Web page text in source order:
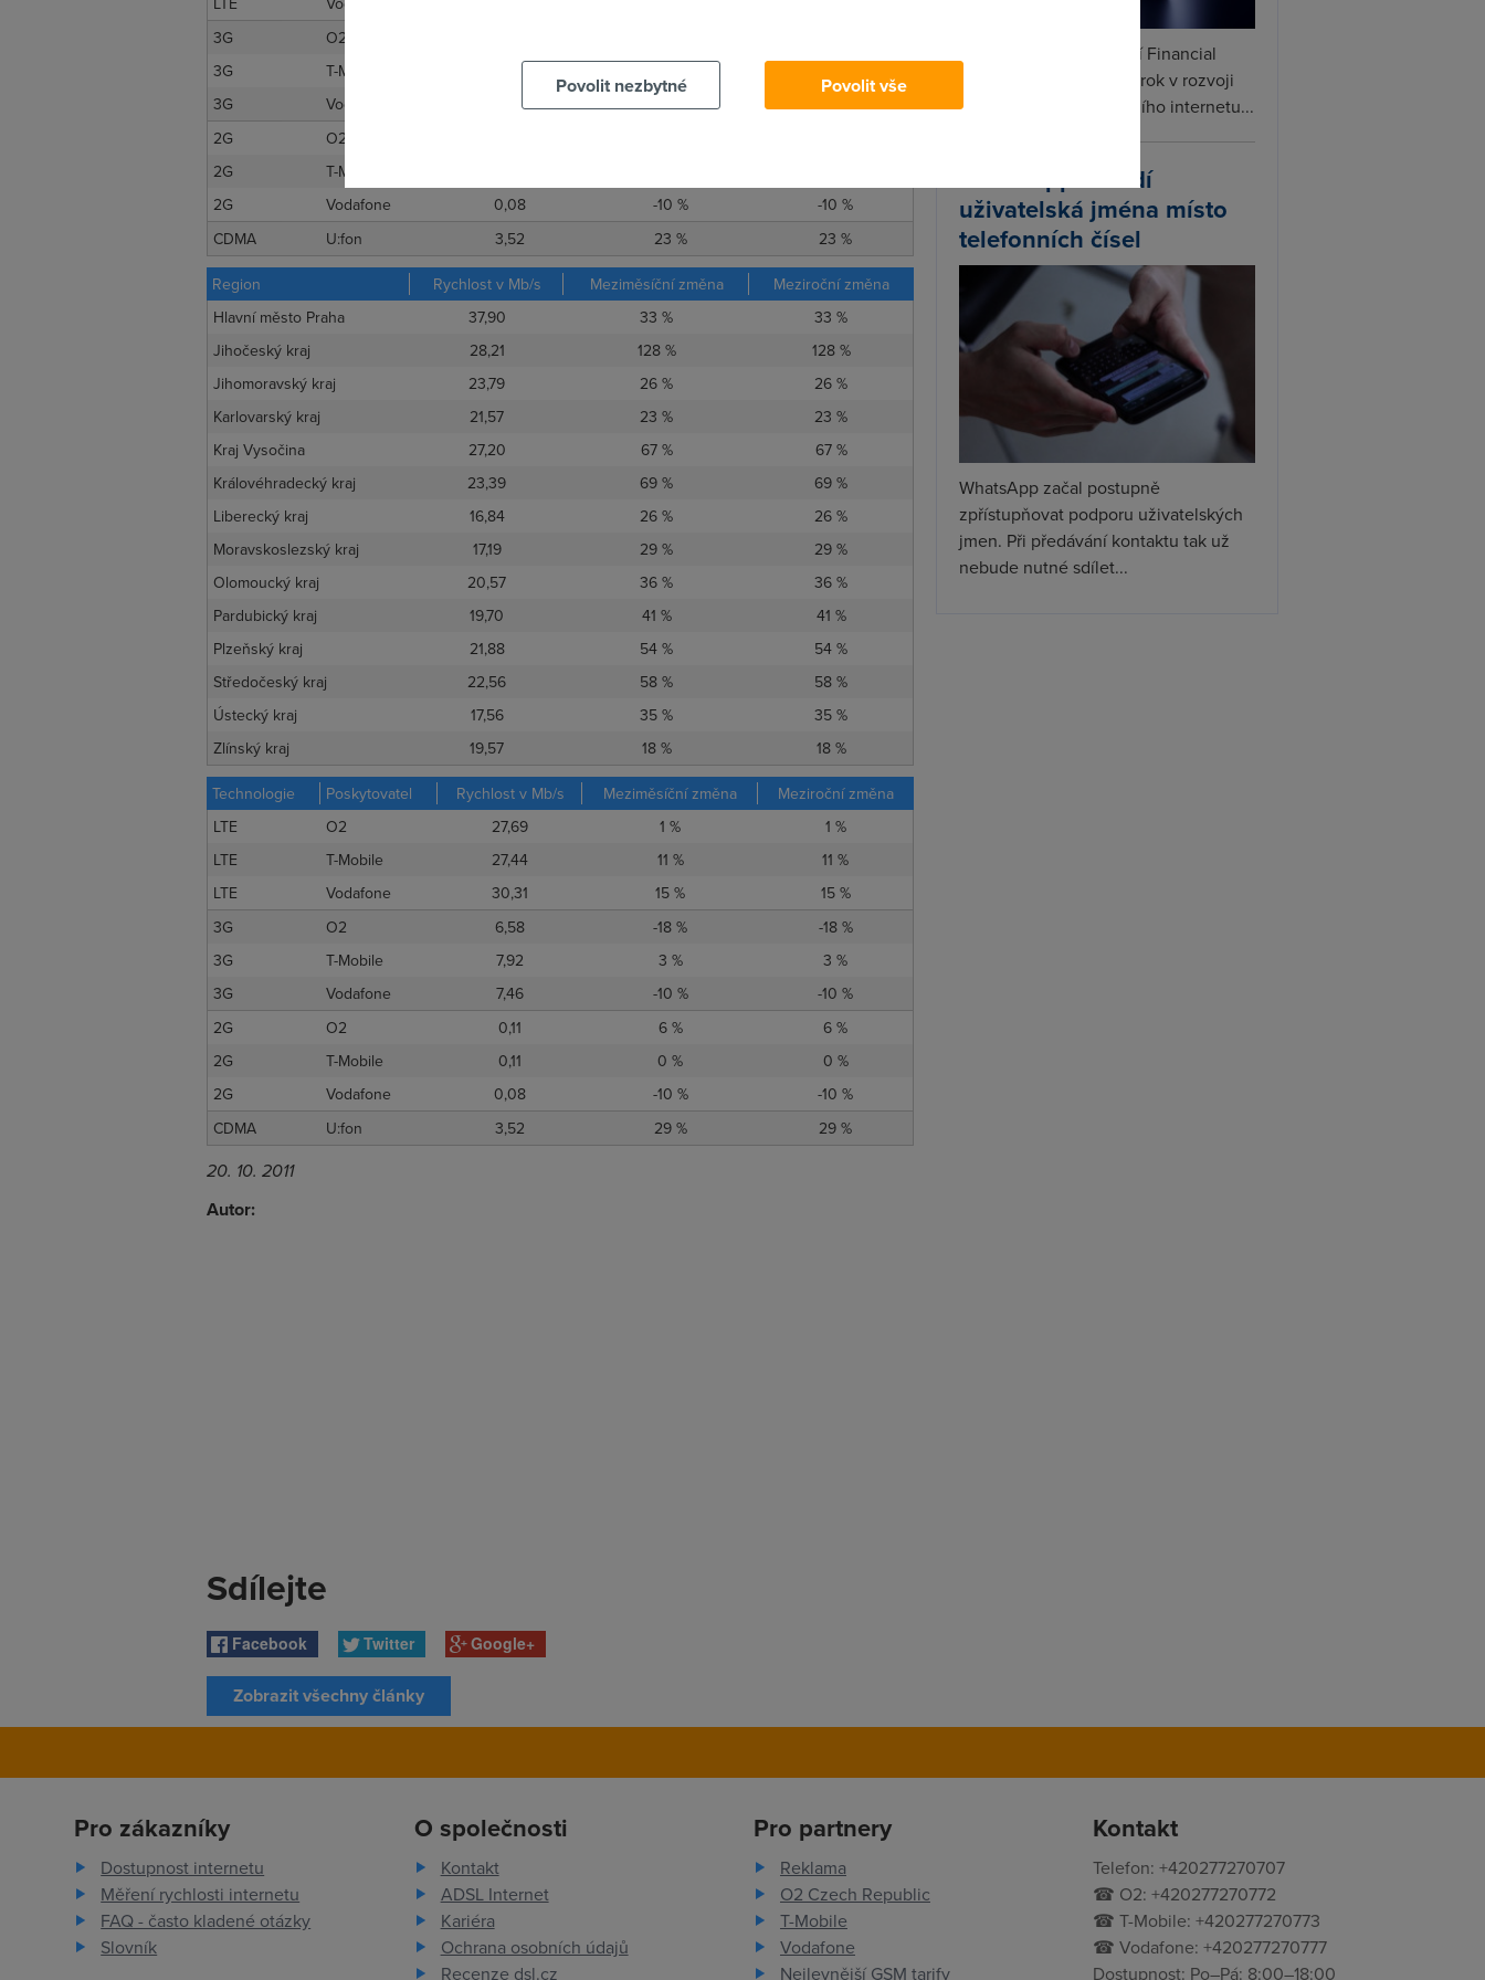
3G
O2
3G
T-Mobile 7,89
3G
Vodafone 7,47 -10 %
-10 %
2G
O2
2G
T-Mobile
2G
Vodafone 0,08 -10 %
-10 %
CDMA
U:fon 3,52 23 % 23 %
Region Rychlost v Mb/s Meziměsíční změna
Meziroční změna
Hlavní město Praha
37,90 33 %
33 %
Jihočeský kraj
28,21 128 %
128 %
Jihomoravský kraj
23,79 26 %
26 %
Karlovarský kraj
21,57 23 %
23 %
Kraj Vysočina
27,20 67 %
67 %
Královéhradecký kraj
23,39 69 %
69 %
Liberecký kraj
16,84 26 %
26 %
Moravskoslezský kraj
17,19 29 %
29 %
Olomoucký kraj
20,57 36 %
36 %
Pardubický kraj
19,70 41 %
41 %
Plzeňský kraj
21,88 54 %
54 %
Středočeský kraj
22,56 58 %
58 %
Ústecký kraj
17,56 35 %
35 %
Zlínský kraj
19,57 18 % 18 %
Technologie Poskytovatel Rychlost v Mb/s Meziměsíční změna
Meziroční změna
LTE
O2 27,69 1 %
1 %
LTE
T-Mobile 27,44 11 %
11 %
LTE
Vodafone 30,31 15 %
15 %
3G
O2 6,58 -18 %
-18 %
3G
T-Mobile 7,92 3 %
3 %
3G
Vodafone 7,46 -10 %
-10 %
2G
O2 0,11 6 %
6 %
2G
T-Mobile 0,11 0 %
0 %
2G
Vodafone 0,08 -10 %
-10 %
CDMA
U:fon 3,52 29 % 29 %
20. 10. 2011
Autor:
Sdílejte
Facebook Twitter Google+
Zobrazit všechny články
SpaceX podle informací Financial
Times připravuje další krok v rozvoji
Starlinku. Vedle satelitního internetu...
WhatsApp zavádí
uživatelská jména místo
telefonních čísel
WhatsApp začal postupně
zpřístupňovat podporu uživatelských
jmen. Při předávání kontaktu tak už
nebude nutné sdílet...
Pro zákazníky
Dostupnost internetu
Měření rychlosti internetu
FAQ - často kladené otázky
Slovník
O společnosti
Kontakt
ADSL Internet
Kariéra
Ochrana osobních údajů
Recenze dsl.cz
Pro partnery
Reklama
O2 Czech Republic
T-Mobile
Vodafone
Nejlevnější GSM tarify
Kontakt
Telefon: +420277270707
☎ O2: +420277270772
☎ T-Mobile: +420277270773
☎ Vodafone: +420277270777
Dostupnost: Po–Pá: 8:00–18:00
Povolit nezbytné
Povolit vše